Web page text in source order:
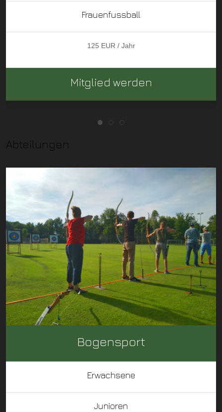
Frauenfussball
125 EUR / Jahr
Mitglied werden
Abteilungen
Bogensport
Erwachsene
Junioren